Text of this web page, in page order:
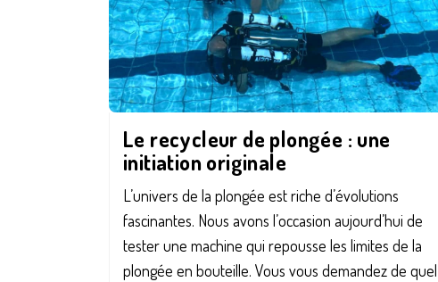
Le recycleur de plongée : une
initiation originale
L’univers de la plongée est riche d’évolutions
fascinantes. Nous avons l’occasion aujourd’hui de
tester une machine qui repousse les limites de la
plongée en bouteille. Vous vous demandez de quel